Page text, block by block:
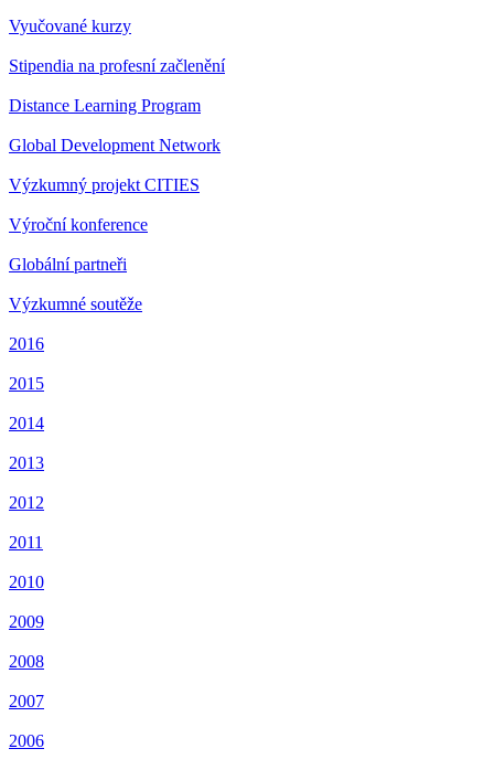
Vyučované kurzy
Stipendia na profesní začlenění
Distance Learning Program
Global Development Network
Výzkumný projekt CITIES
Výroční konference
Globální partneři
Výzkumné soutěže
2016
2015
2014
2013
2012
2011
2010
2009
2008
2007
2006